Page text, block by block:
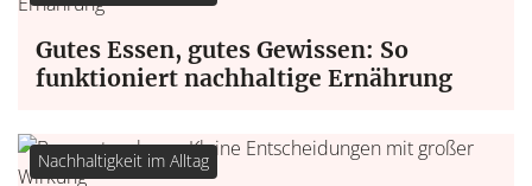
Gutes Essen, gutes Gewissen: So
funktioniert nachhaltige Ernährung
Nachhaltigkeit im Alltag